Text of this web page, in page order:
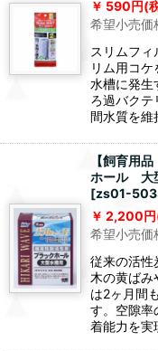
590円(
希望小売価
スリムフ
リム用コ
水槽に発生
ろ過バクテ
間水質を
【飼育用
ホール 大
[zs01-
2,200円
希望小売価
従来の活性
木の黄ばみ
は2ヶ月間
す。空隙率
着能力を